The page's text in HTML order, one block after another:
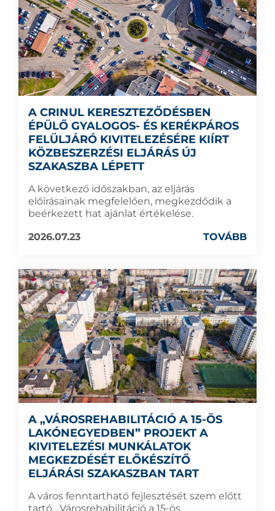
A CRINUL KERESZTEZŐDÉSBEN
ÉPÜLŐ GYALOGOS- ÉS KERÉKPÁROS
FELÜLJÁRÓ KIVITELEZÉSÉRE KIÍRT
KÖZBESZERZÉSI ELJÁRÁS ÚJ
SZAKASZBA LÉPETT
A következő időszakban, az eljárás
előírásainak megfelelően, megkezdődik a
beérkezett hat ajánlat értékelése.
2026.07.23
TOVÁBB
A „VÁROSREHABILITÁCIÓ A 15-ÖS
LAKÓNEGYEDBEN” PROJEKT A
KIVITELEZÉSI MUNKÁLATOK
MEGKEZDÉSÉT ELŐKÉSZÍTŐ
ELJÁRÁSI SZAKASZBAN TART
A város fenntartható fejlesztését szem előtt
tartó, „Városrehabilitáció a 15-ös